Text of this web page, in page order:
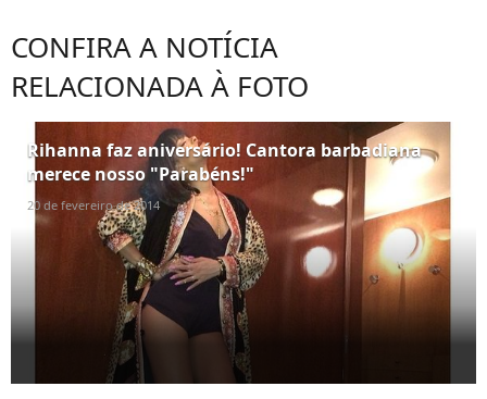
CONFIRA A NOTÍCIA
RELACIONADA À FOTO
Rihanna faz aniversário! Cantora barbadiana
merece nosso "Parabéns!"
20 de fevereiro de 2014